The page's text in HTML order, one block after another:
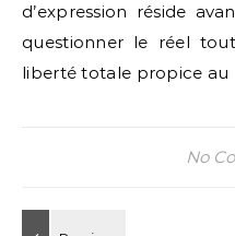
d’expression réside
questionner le réel
liberté totale propice au
No